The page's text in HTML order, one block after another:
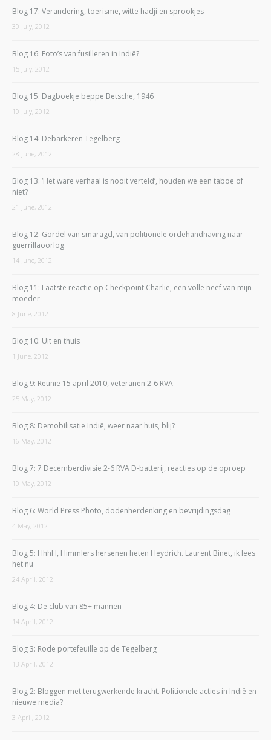
Blog 17: Verandering, toerisme, witte hadji en sprookjes
30 July, 2012
Blog 16: Foto’s van fusilleren in Indië?
15 July, 2012
Blog 15: Dagboekje beppe Betsche, 1946
10 July, 2012
Blog 14: Debarkeren Tegelberg
28 June, 2012
Blog 13: ‘Het ware verhaal is nooit verteld’, houden we een taboe of
niet?
21 June, 2012
Blog 12: Gordel van smaragd, van politionele ordehandhaving naar
guerrillaoorlog
14 June, 2012
Blog 11: Laatste reactie op Checkpoint Charlie, een volle neef van mijn
moeder
8 June, 2012
Blog 10: Uit en thuis
1 June, 2012
Blog 9: Reünie 15 april 2010, veteranen 2-6 RVA
25 May, 2012
Blog 8: Demobilisatie Indië, weer naar huis, blij?
16 May, 2012
Blog 7: 7 Decemberdivisie 2-6 RVA D-batterij, reacties op de oproep
10 May, 2012
Blog 6: World Press Photo, dodenherdenking en bevrijdingsdag
4 May, 2012
Blog 5: HhhH, Himmlers hersenen heten Heydrich. Laurent Binet, ik lees
het nu
24 April, 2012
Blog 4: De club van 85+ mannen
14 April, 2012
Blog 3: Rode portefeuille op de Tegelberg
13 April, 2012
Blog 2: Bloggen met terugwerkende kracht. Politionele acties in Indië en
nieuwe media?
3 April, 2012